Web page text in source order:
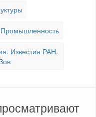
Известия РАН.